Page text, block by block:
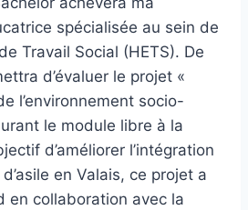
spécialisée au sein de
Travail Social (HETS). De
d’évaluer le projet «
l’environnement socio-
le module libre à la
d’améliorer l’intégration
en Valais, ce projet a
en collaboration avec la